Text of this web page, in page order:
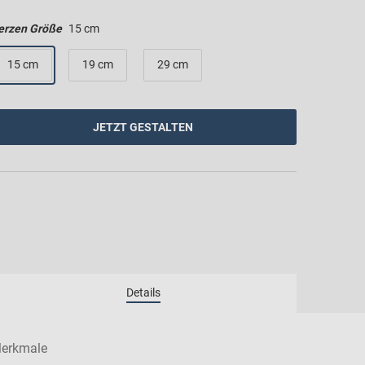
Größe 15 cm
15 cm 19 cm 29 cm
JETZT GESTALTEN